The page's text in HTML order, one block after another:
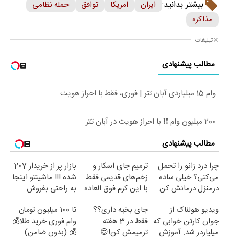
بیشتر بدانید: ایران امریکا توافق
حمله نظامی
مذاکره
تبلیغات
مطالب پیشنهادی
وام 15 میلیاردی آبان تتر | فوری، فقط با احراز هویت
200 میلیون وام ❗❗ با احراز هویت در آبان تتر
مطالب پیشنهادی
چرا درد زانو را تحمل
می‌کنی؟ خیلی ساده
درمنزل درمانش کن
ترمیم جای اسکار و
زخم‌های قدیمی فقط
با این کرم فوق العاده
بازار پر از خریدار 207
شده !!! ماشینتو اینجا
به راحتی بفروش
ویدیو هولناک از
جوان کارتن خوابی که
میلیاردر شد. آموزش
جای بخیه داری؟؟
فقط در 3 هفته
ترمیمش کن!😍
تا 100 میلیون تومان
وام فوری خرید طلا💰
💰 (بدون ضامن)